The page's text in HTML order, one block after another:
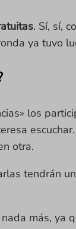
. Sí, sí,
ya tuvo
los
otra.
tendrán
más, ya